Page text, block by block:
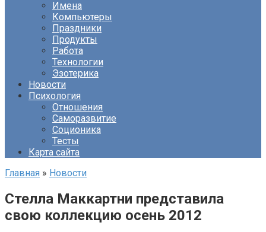
Имена
Компьютеры
Праздники
Продукты
Работа
Технологии
Эзотерика
Новости
Психология
Отношения
Саморазвитие
Соционика
Тесты
Карта сайта
Главная » Новости
Стелла Маккартни представила
свою коллекцию осень 2012